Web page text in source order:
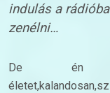
indulás a
zenélni…
De én